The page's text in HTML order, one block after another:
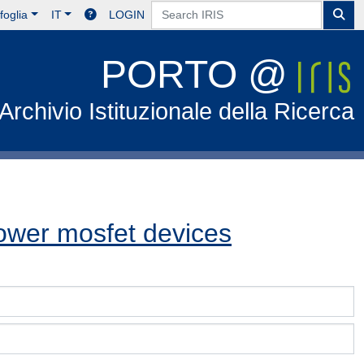
IT LOGIN
PORTO @
Istituzionale della Ricerca
mosfet devices